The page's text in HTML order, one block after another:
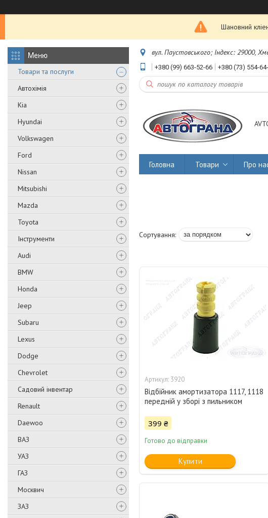
Шановний
Товари та послуги
Автохімія
Kia
Hyundai
Volkswagen
Ford
Nissan
Mitsubishi
Mazda
Toyota
Інструменти
Audi
BMW
Honda
Jeep
Subaru
Lexus
Dodge
Chevrolet
Садовий інвентар
Renault
Daewoo
ВАЗ
УАЗ
ГАЗ
Москвич
ЗАЗ
вул. Паустовського; Індекс: 29000,
+380 (99) 663-52-66 +380 (73) 554-
Головна Товари Про
3920
Відбійник амортизатора 1117, 1118
передній у зборі з пильником
399 ₴
Готово до відправки
Купити